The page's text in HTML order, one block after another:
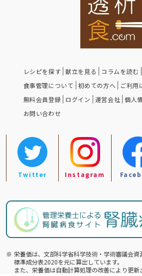
レシピを探す 献立を見る コラムを読む
食事管理について
初めての方へ
ご利用
無料会員登録 ログイン 運営会社 個人
お問い合わせ
Twitter Instagram
※ 栄養価は、文部科学省科学技術・学術審議会
標準成分表2020を元に算出しています。
また、栄養価は自動計算処理の改善により更新